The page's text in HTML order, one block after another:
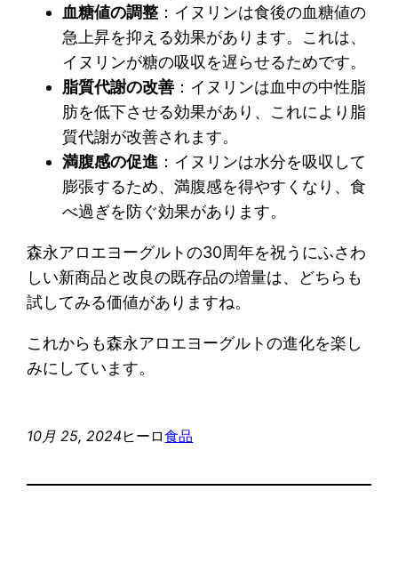
血糖値の調整 ：イヌリンは食後の血糖値の
急上昇を抑える効果があります。これは、
イヌリンが糖の吸収を遅らせるためです。
脂質代謝の改善 ：イヌリンは血中の中性脂
肪を低下させる効果があり、これにより脂
質代謝が改善されます。
満腹感の促進 ：イヌリンは水分を吸収して
膨張するため、満腹感を得やすくなり、食
べ過ぎを防ぐ効果があります。
森永アロエヨーグルトの30周年を祝うにふさわ
しい新商品と改良の既存品の増量は、どちらも
試してみる価値がありますね。
これからも森永アロエヨーグルトの進化を楽し
みにしています。
10月 25, 2024ヒーロ食品